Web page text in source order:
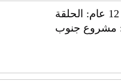
مسيرة تركيا خلال 12 عام: الحلقة
مشروع جنوب